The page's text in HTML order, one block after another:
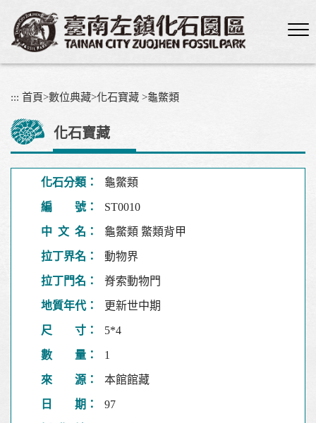
內
::: 首頁>數位典藏>化石寶藏 >龜鱉類
化石寶藏
化石分類： 龜鱉類
編 號： ST0010
中 文 名： 龜鱉類 鱉類背甲
拉丁界名： 動物界
拉丁門名： 脊索動物門
地質年代： 更新世中期
尺 寸： 5*4
數 量： 1
來 源： 本館館藏
日 期： 97